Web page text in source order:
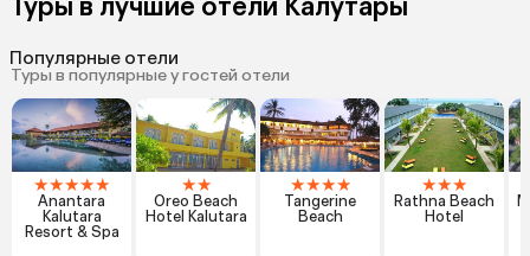
Туры в лучшие отели Калутары
Популярные отели
Туры в популярные у гостей отели
★★★★★
Anantara
Kalutara
Resort & Spa
★★
Oreo Beach
Hotel Kalutara
★★★★
Tangerine
Beach
★★★
Rathna Beach
Hotel